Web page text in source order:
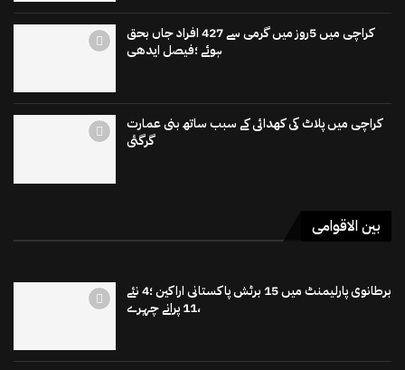
کراچی میں 5روز میں گرمی سے 427 افراد جاں بحق
ہوئے ؛فیصل ایدھی
کراچی میں پلاٹ کی کھدائی کے سبب ساتھ بنی عمارت
گرگئی
بین الاقوامی
برطانوی پارلیمنٹ میں 15 برٹش پاکستانی اراکین ؛4 نئے
،11 پرانے چہرے